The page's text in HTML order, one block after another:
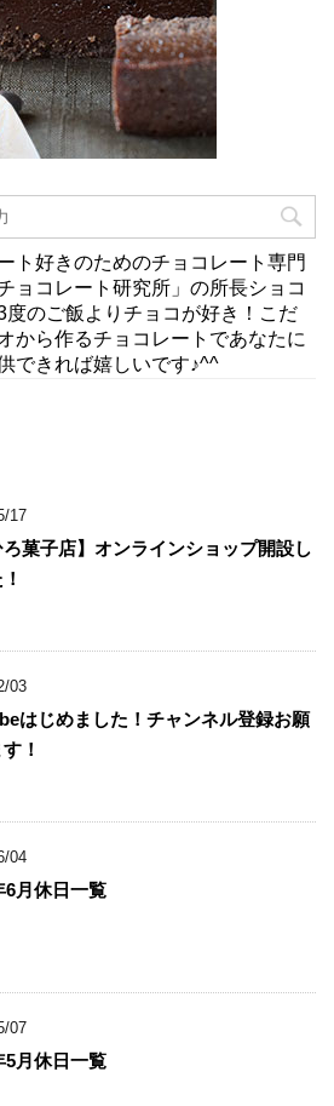
ト好きのためのチョコレート専門
ョコレート研究所」の所長ショコ
度のご飯よりチョコが好き！こだ
から作るチョコレートであなたに
できれば嬉しいです♪^^
17
ろ菓子店】オンラインショップ開設し
03
はじめました！チャンネル登録お願
！
04
6月休日一覧
07
5月休日一覧